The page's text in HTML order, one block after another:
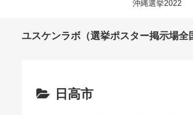
沖縄選挙2022
ユスケンラボ（選挙ポスター掲示場全
日高市